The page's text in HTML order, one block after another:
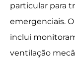
particular para
emergenciais.
inclui
ventilação